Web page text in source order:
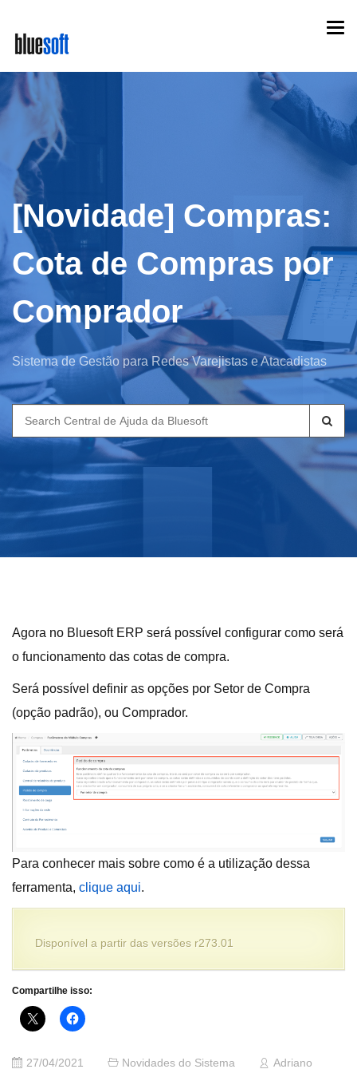
main
content
[Novidade] Compras:
Cota de Compras por
Comprador
Sistema de Gestão para Redes Varejistas e Atacadistas
Search
for:
Agora no Bluesoft ERP será possível configurar como será
o funcionamento das cotas de compra.
Será possível definir as opções por Setor de Compra
(opção padrão), ou Comprador.
Para conhecer mais sobre como é a utilização dessa
ferramenta, clique aqui.
Disponível a partir das versões r273.01
Compartilhe isso:
27/04/2021 Novidades do Sistema
Adriano